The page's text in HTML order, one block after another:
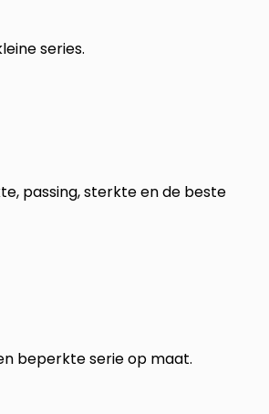
series.
passing, sterkte en de beste
beperkte serie op maat.